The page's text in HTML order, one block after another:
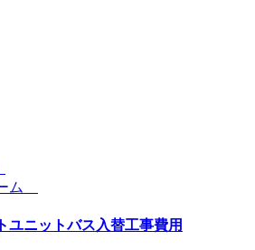
ム
ニットバス入替工事費用